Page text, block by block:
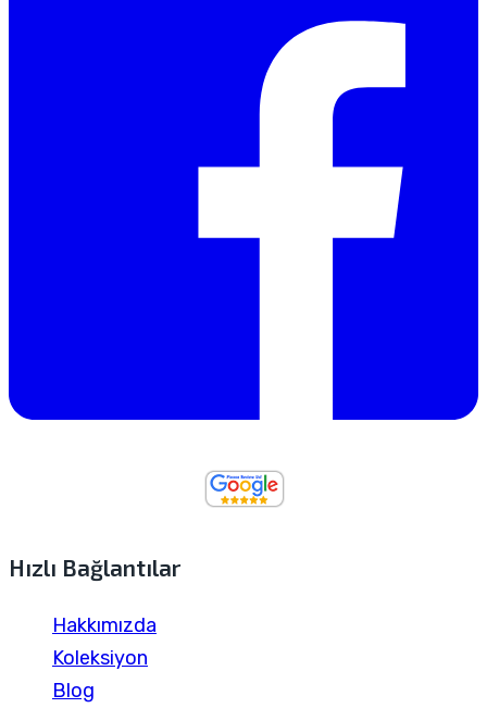
Hızlı Bağlantılar
Hakkımızda
Koleksiyon
Blog